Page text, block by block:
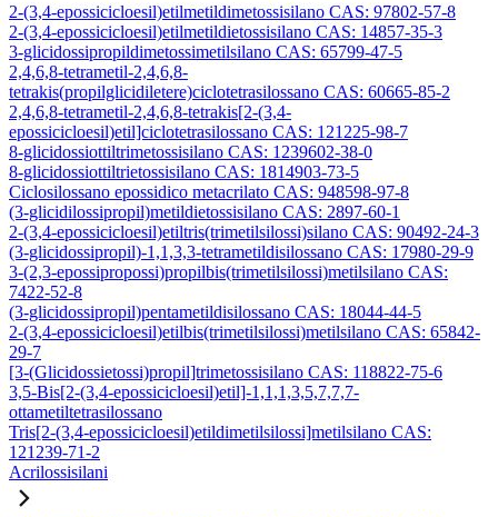
2-(3,4-epossicicloesil)etilmetildimetossisilano CAS: 97802-57-8
2-(3,4-epossicicloesil)etilmetildietossisilano CAS: 14857-35-3
3-glicidossipropildimetossimetilsilano CAS: 65799-47-5
2,4,6,8-tetrametil-2,4,6,8-
tetrakis(propilglicidiletere)ciclotetrasilossano CAS: 60665-85-2
2,4,6,8-tetrametil-2,4,6,8-tetrakis[2-(3,4-
epossicicloesil)etil]ciclotetrasilossano CAS: 121225-98-7
8-glicidossiottiltrimetossisilano CAS: 1239602-38-0
8-glicidossiottiltrietossisilano CAS: 1814903-73-5
Ciclosilossano epossidico metacrilato CAS: 948598-97-8
(3-glicidilossipropil)metildietossisilano CAS: 2897-60-1
2-(3,4-epossicicloesil)etiltris(trimetilsilossi)silano CAS: 90492-24-3
(3-glicidossipropil)-1,1,3,3-tetrametildisilossano CAS: 17980-29-9
3-(2,3-epossipropossi)propilbis(trimetilsilossi)metilsilano CAS:
7422-52-8
(3-glicidossipropil)pentametildisilossano CAS: 18044-44-5
2-(3,4-epossicicloesil)etilbis(trimetilsilossi)metilsilano CAS: 65842-
29-7
[3-(Glicidossietossi)propil]trimetossisilano CAS: 118822-75-6
3,5-Bis[2-(3,4-epossicicloesil)etil]-1,1,1,3,5,7,7,7-
ottametiltetrasilossano
Tris[2-(3,4-epossicicloesil)etildimetilsilossi]metilsilano CAS:
121239-71-2
Acrilossisilani